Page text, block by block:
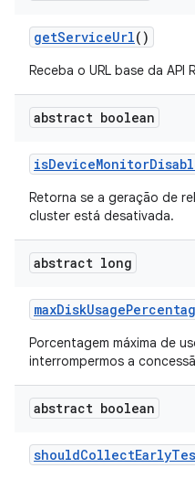
getServiceUrl()
Receba o URL base da
abstract boolean
isDeviceMonitor
Retorna se a geração de
cluster está desativada.
abstract long
maxDiskUsage
Porcentagem máxima de
interrompermos a
abstract boolean
shouldCollectEarly